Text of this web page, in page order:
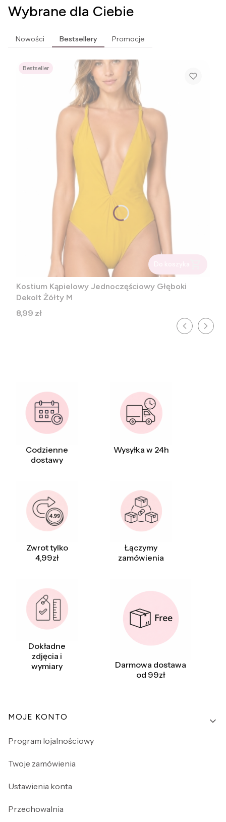
Wybrane dla Ciebie
Nowości Bestsellery Promocje
Bestseller
Kostium Kąpielowy Jednoczęściowy Głęboki
Dekolt Żółty M
Cena
8,99 zł
Codzienne
dostawy
Wysyłka w 24h
Zwrot tylko
4,99zł
Łączymy
zamówienia
Dokładne
zdjęcia i
wymiary
Darmowa dostawa
od 99zł
Linki w stopce
MOJE KONTO
Program lojalnościowy
Twoje zamówienia
Ustawienia konta
Przechowalnia